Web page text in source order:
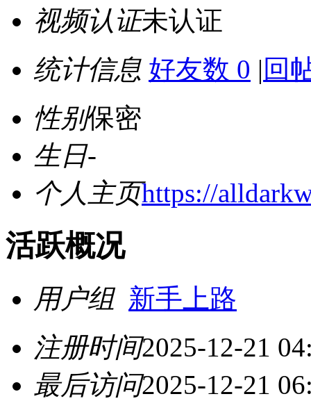
视频认证未认证
统计信息 好友数 0 | 回
性别保密
生日-
个人主页https://
活跃概况
用户组 新手上路
注册时间2025-12-21
最后访问2025-12-21